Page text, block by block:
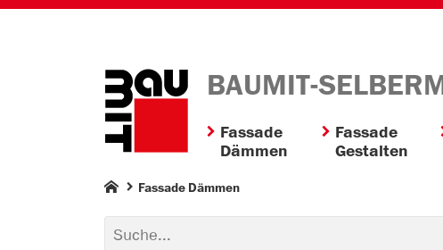
BAUMIT-
Fassade
Dämmen
Fassade
Gestalten
Fassade Dämmen